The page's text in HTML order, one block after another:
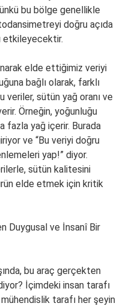
bu bölge genellikle
doğru açıda
etkileyecektir.
elde ettiğimiz veriyi
bağlı olarak, farklı
veriler, sütün yağ oranı ve
Örneğin, yoğunluğu
fazla yağ içerir. Burada
ve “Bu veriyi doğru
yap!” diyor.
sütün kalitesini
elde etmek için kritik
Duygusal ve İnsanî Bir
bu araç gerçekten
İçimdeki insan tarafı
tarafı her şeyin